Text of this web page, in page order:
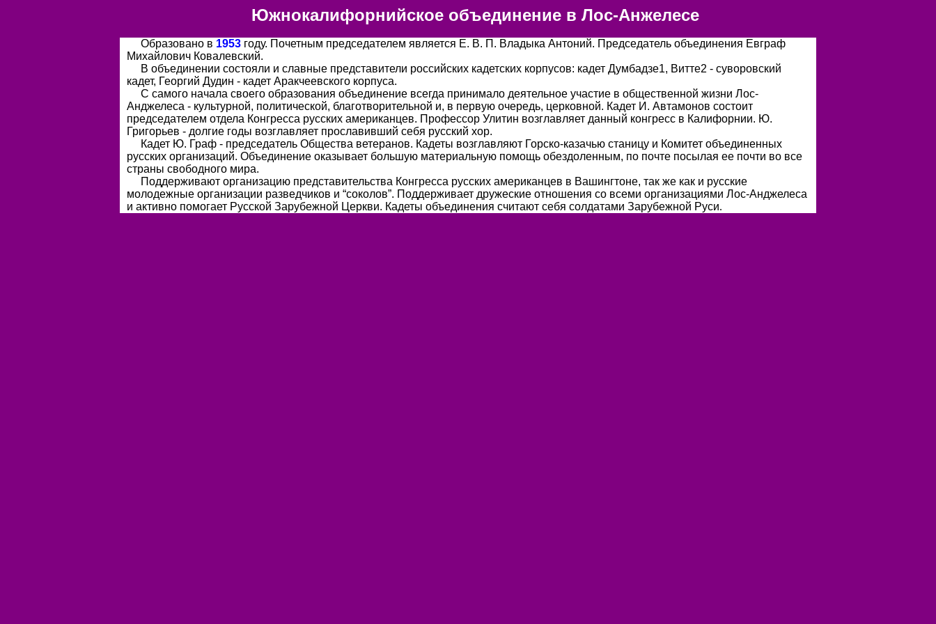
Южнокалифорнийское объединение в Лос-Анжелесе
Образовано в 1953 году. Почетным председателем является Е. В. П. Владыка Антоний. Председатель объединения Евграф
Михайлович Ковалевский.
В объединении состояли и славные представители российских кадетских корпусов: кадет Думбадзе1, Витте2 - суворовский
кадет, Георгий Дудин - кадет Аракчеевского корпуса.
С самого начала своего образования объединение всегда принимало деятельное участие в общественной жизни Лос-
Анджелеса - культурной, политической, благотворительной и, в первую очередь, церковной. Кадет И. Автамонов состоит
председателем отдела Конгресса русских американцев. Профессор Улитин возглавляет данный конгресс в Калифорнии. Ю.
Григорьев - долгие годы возглавляет прославивший себя русский хор.
Кадет Ю. Граф - председатель Общества ветеранов. Кадеты возглавляют Горско-казачью станицу и Комитет объединенных
русских организаций. Объединение оказывает большую материальную помощь обездоленным, по почте посылая ее почти во все
страны свободного мира.
Поддерживают организацию представительства Конгресса русских американцев в Вашингтоне, так же как и русские
молодежные организации разведчиков и “соколов”. Поддерживает дружеские отношения со всеми организациями Лос-Анджелеса
и активно помогает Русской Зарубежной Церкви. Кадеты объединения считают себя солдатами Зарубежной Руси.